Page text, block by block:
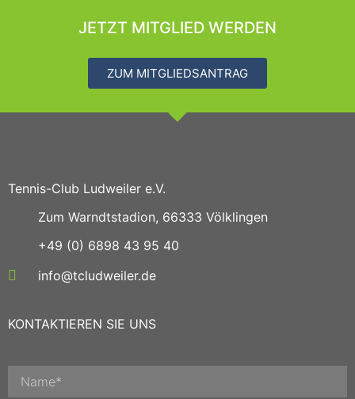
JETZT MITGLIED WERDEN
ZUM MITGLIEDSANTRAG
Tennis-Club Ludweiler e.V.
Zum Warndtstadion, 66333 Völklingen
+49 (0) 6898 43 95 40
info@tcludweiler.de
KONTAKTIEREN SIE UNS